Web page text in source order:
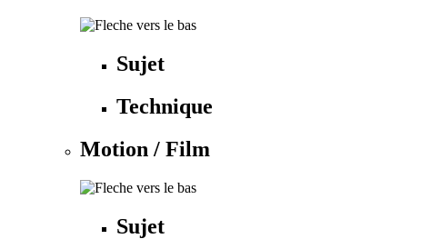
Sujet
Technique
Motion / Film
Sujet